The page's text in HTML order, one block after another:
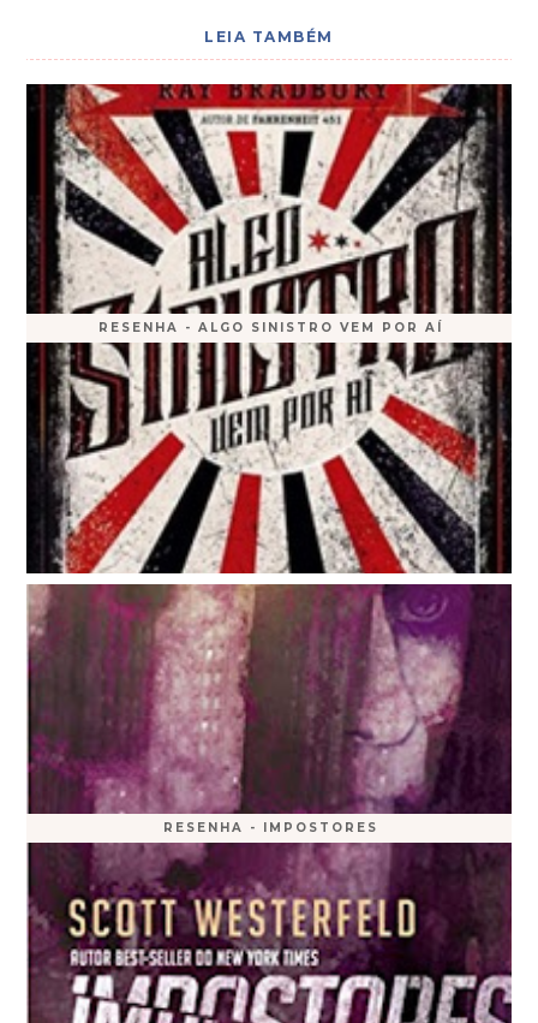
LEIA TAMBÉM
RESENHA - ALGO SINISTRO VEM POR AÍ
RESENHA - IMPOSTORES